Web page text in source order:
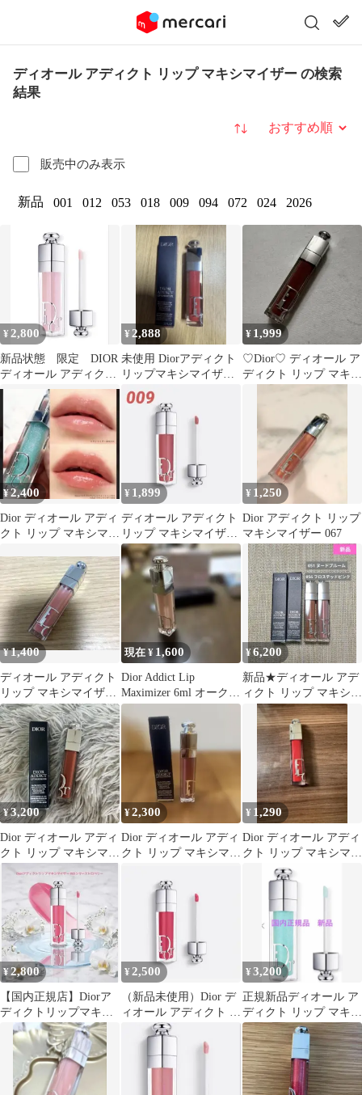
ディオール アディクト リップ マキシマイザー の検索
結果
販売中のみ表示
並び替え
新品 001 012 053 018 009 094 072 024 2026
¥ 2,800
新品状態 限定 DIOR
ディオール アディクト
リップ マキシマイザー
¥ 2,888
未使用 Diorアディクト
リップマキシマイザー
024インテンスブリック
箱つき
¥ 1,999
♡Dior♡ ディオール ア
ディクト リップ マキシ
¥2,400
Dior ディオール アディ
クト リップ マキシマイ
¥ 1,899
ディオール アディクト
リップ マキシマイザー
009
¥ 1,250
Dior アディクト リップ
マキシマイザー 067
¥1,400
ディオール アディクト
リップ マキシマイザー
010 ホログラフィック
ピンク
現在 ¥1,600
Dior Addict Lip
Maximizer 6ml オークシ
ョン
¥6,200
新品★ディオール アデ
ィクト リップ マキシマ
イザー 2本セット
¥3,200
Dior ディオール アディ
クト リップ マキシマイ
ザー 039
¥2,300
Dior ディオール アディ
クト リップ マキシマイ
¥ 1,290
Dior ディオール アディ
クト リップ マキシマイ
ザー 022
¥2,800
【国内正規店】Diorア
ディクトリップマキシ
マイザー 005シマース
トロベリー
¥2,500
（新品未使用）Dior デ
ィオール アディクト リ
ップ マキシマイザー
¥3,200
正規新品ディオール ア
ディクト リップ マキシ
マイザー 094 アクア ポ
ップ